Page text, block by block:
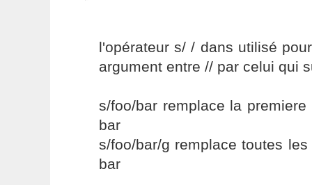
l'opérateur s/ / dans utilisé
argument entre // par celui qui
s/foo/bar remplace la
bar
s/foo/bar/g remplace toutes
bar